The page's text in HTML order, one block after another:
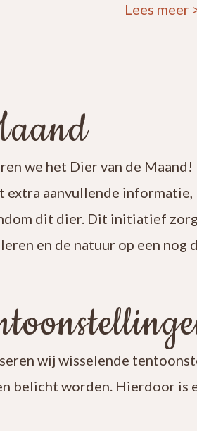
Lees meer
we het Dier van de Maand!
extra aanvullende
dit dier. Dit initiatief
en de natuur op een nog
wij wisselende
belicht worden. Hierdoor is